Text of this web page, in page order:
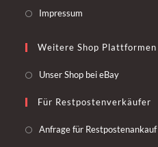
Impressum
Weitere Shop Plattformen
Unser Shop bei eBay
Für Restpostenverkäufer
Anfrage für Restpostenankauf